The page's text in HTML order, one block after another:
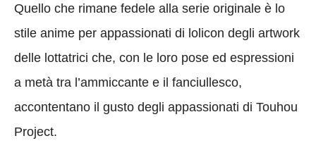
Quello che rimane fedele alla serie originale è lo
stile anime per appassionati di lolicon degli artwork
delle lottatrici che, con le loro pose ed espressioni
a metà tra l’ammiccante e il fanciullesco,
accontentano il gusto degli appassionati di Touhou
Project.